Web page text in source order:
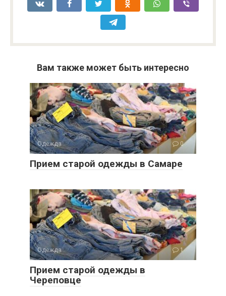
Вам также может быть интересно
Одежда 0
Прием старой одежды в Самаре
Одежда 1
Прием старой одежды в
Череповце